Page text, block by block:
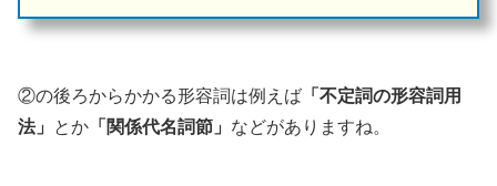
②の後ろからかかる形容詞は例えば 「不定詞の形容詞用
法」
とか 「関係代名詞節」 などがありますね。